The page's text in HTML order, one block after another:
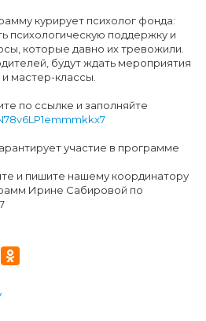
курирует психолог фонда:
психологическую поддержку и
которые давно их тревожили.
будут ждать мероприятия
мастер-классы.
по ссылке и заполняйте
участие в программе
и пишите нашему координатору
Ирине Сабировой по